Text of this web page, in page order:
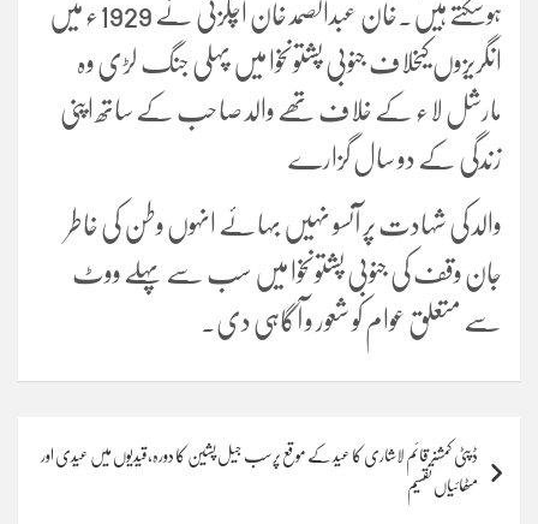
ہوسکتے ہیں۔خان عبدالصمد خان اچکزئی نے 1929ء میں
انگریزوں کیخلاف جنوبی پشتونخوا میں پہلی جنگ لڑی وہ
مارشل لاء کے خلاف تھے والد صاحب کے ساتھ اپنی
زندگی کے دو سال گزارے
والد کی شہادت پر آنسو نہیں بہائے انہوں وطن کی خاطر
جان وقف کی جنوبی پشتونخوا میں سب سے پہلے ووٹ
سے متعلق عوام کو شعور و آگاہی دی۔
navigation
ڈپٹی کمشنر قائم لاشاری کا عید کے موقع پرسب جیل پشین کا دورہ،قیدیوں میں عیدی اور
مٹھائیاں تقسیم